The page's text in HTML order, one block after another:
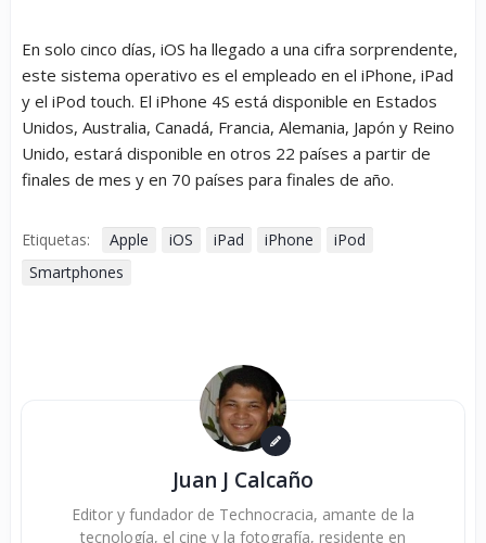
En solo cinco días, iOS ha llegado a una cifra sorprendente,
este sistema operativo es el empleado en el iPhone, iPad
y el iPod touch. El iPhone 4S está disponible en Estados
Unidos, Australia, Canadá, Francia, Alemania, Japón y Reino
Unido, estará disponible en otros 22 países a partir de
finales de mes y en 70 países para finales de año.
Etiquetas: Apple iOS iPad iPhone
iPod
Smartphones
Juan J Calcaño
Editor y fundador de Technocracia, amante de la
tecnología, el cine y la fotografía, residente en